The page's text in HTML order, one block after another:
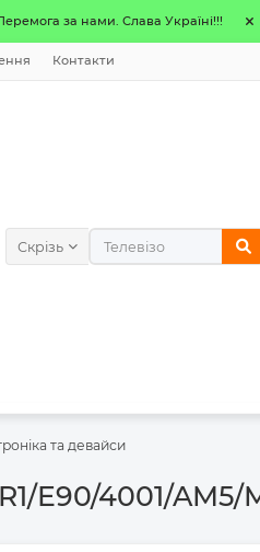
за нами. Слава Україні!!!
Контакти
Скрізь
та девайси
E90/4001/AM5/